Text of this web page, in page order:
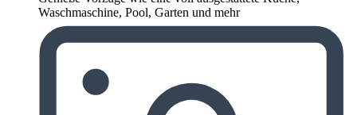
Waschmaschine, Pool, Garten und mehr